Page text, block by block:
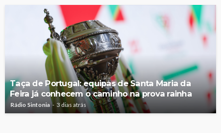
Taça de Portugal: equipas de Santa Maria da
Feira já conhecem o caminho na prova rainha
Rádio Sintonia 3 dias atrás